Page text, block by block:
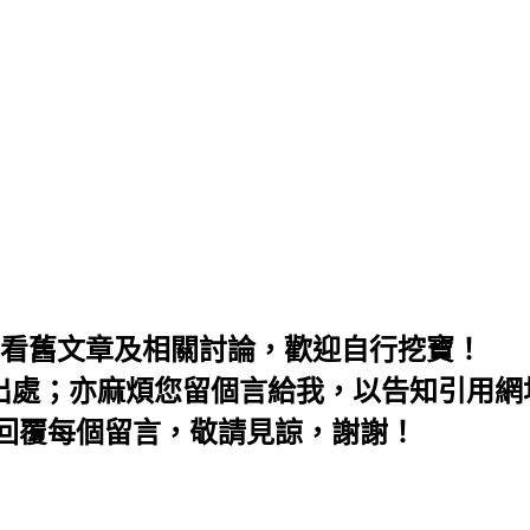
舊文章及相關討論，歡迎自行挖寶！
；亦麻煩您留個言給我，以告知引用
每個留言，敬請見諒，謝謝！